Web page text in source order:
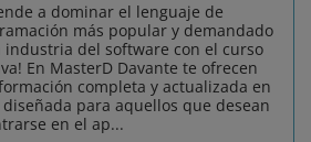
a dominar el lenguaje de
más popular y demandado
industria del software con el curso
En MasterD Davante te ofrecen
completa y actualizada en
diseñada para aquellos que desean
en el ap...